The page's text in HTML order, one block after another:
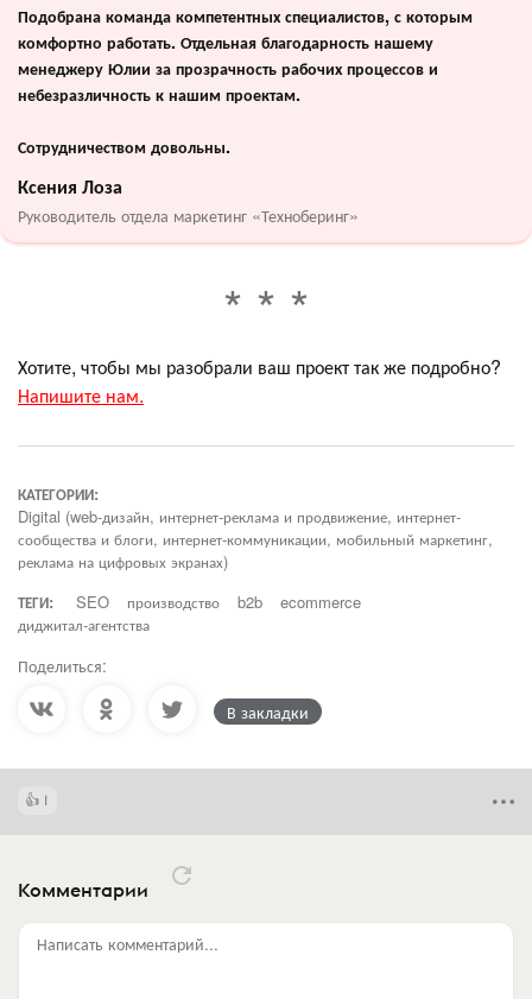
Подобрана команда компетентных специалистов, с которым
комфортно работать. Отдельная благодарность нашему
менеджеру Юлии за прозрачность рабочих процессов и
небезразличность к нашим проектам.
Сотрудничеством довольны.
Ксения Лоза
Руководитель отдела маркетинг «Техноберинг»
Хотите, чтобы мы разобрали ваш проект так же подробно?
Напишите нам.
КАТЕГОРИИ:
Digital (web-дизайн, интернет-реклама и продвижение, интернет-
сообщества и блоги, интернет-коммуникации, мобильный маркетинг,
реклама на цифровых экранах)
ТЕГИ:
SEO производство b2b
ecommerce
диджитал-агентства
Поделиться:
В закладки
1
Комментарии
Написать комментарий...